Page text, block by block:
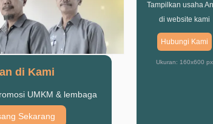
di Kami
UMKM & lembaga
Sekarang
Tampilkan usaha
di website kami
Hubungi Kami
Ukuran: 160x600 px